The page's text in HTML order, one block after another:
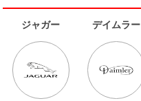
ジャガー デイムラー